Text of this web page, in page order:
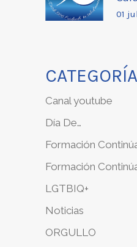
01
Canal youtube
Día De…
Formación
Formación
LGTBIQ+
Noticias
ORGULLO